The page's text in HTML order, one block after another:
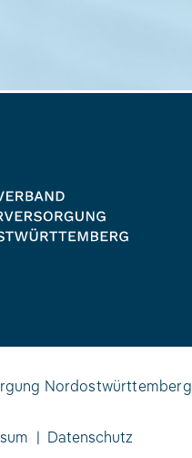
Nordostwürttemberg
| Datenschutz